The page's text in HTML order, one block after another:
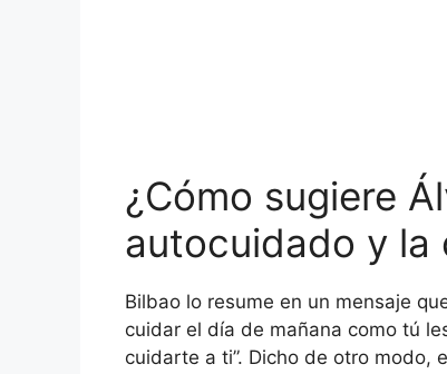
¿Cómo sugiere
autocuidado y la
Bilbao lo resume en un mensaje
cuidar el día de mañana como tú
cuidarte a ti”. Dicho de otro modo,